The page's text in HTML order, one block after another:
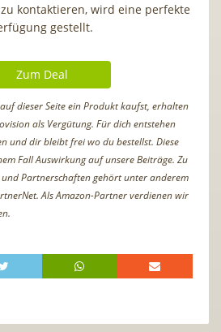
kontaktieren, wird eine perfekte
gestellt.
Zum Deal
dieser Seite ein Produkt kaufst, erhalten
als Vergütung. Für dich entstehen
und dir bleibt frei wo du bestellst. Diese
Fall Auswirkung auf unsere Beiträge. Zu
Partnerschaften gehört unter anderem
Als Amazon-Partner verdienen wir